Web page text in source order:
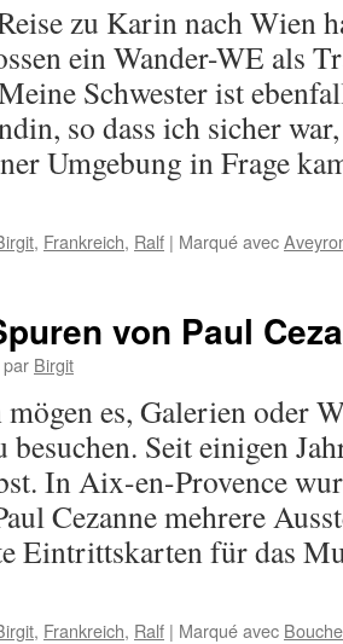
zu Karin nach Wien
ein Wander-WE als
Schwester ist
so dass ich sicher
Umgebung in Frage
, Frankreich, Ralf | Marqué avec
von Paul
par Birgit
es, Galerien oder
Seit einigen
In Aix-en-Provence
Cezanne mehrere
Eintrittskarten für das
, Frankreich, Ralf | Marqué avec